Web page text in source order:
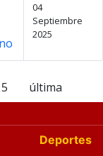
04
Septiembre
2025
5 última
Deportes